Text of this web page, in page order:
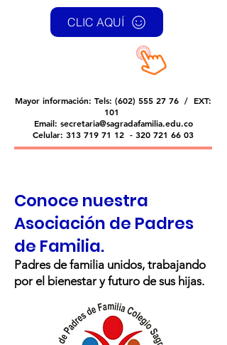
CLIC AQUÍ
Mayor información: Tels: (602) 555 27 76 / EXT:
101
Email: secretaria@sagradafamilia.edu.co
Celular: 313 719 71 12 - 320 721 66 03
Conoce nuestra
Asociación de Padres
de Familia.
Padres de familia unidos, trabajando
por el bienestar y futuro de sus hijas.